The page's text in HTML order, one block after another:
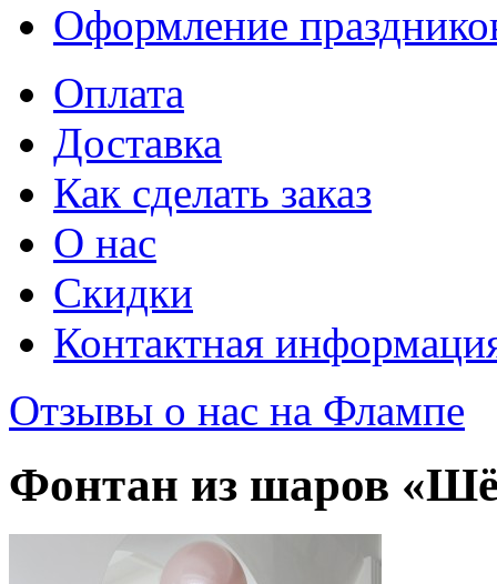
Оформление
Оплата
Доставка
Как сделать заказ
О нас
Скидки
Контактная
Отзывы о нас на Флампе
Фонтан из шаров